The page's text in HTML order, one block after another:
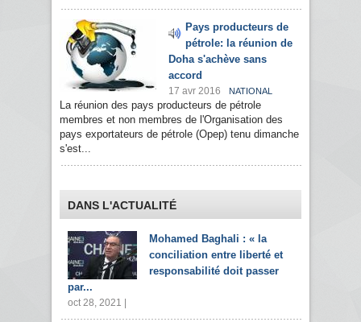
Pays producteurs de
pétrole: la réunion de
Doha s'achève sans
accord
17 avr 2016 NATIONAL
La réunion des pays producteurs de pétrole
membres et non membres de l'Organisation des
pays exportateurs de pétrole (Opep) tenu dimanche
s'est...
DANS L'ACTUALITÉ
Mohamed Baghali : « la
conciliation entre liberté et
responsabilité doit passer
par...
oct 28, 2021 |